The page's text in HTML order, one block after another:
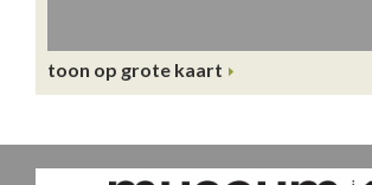
toon op grote kaart